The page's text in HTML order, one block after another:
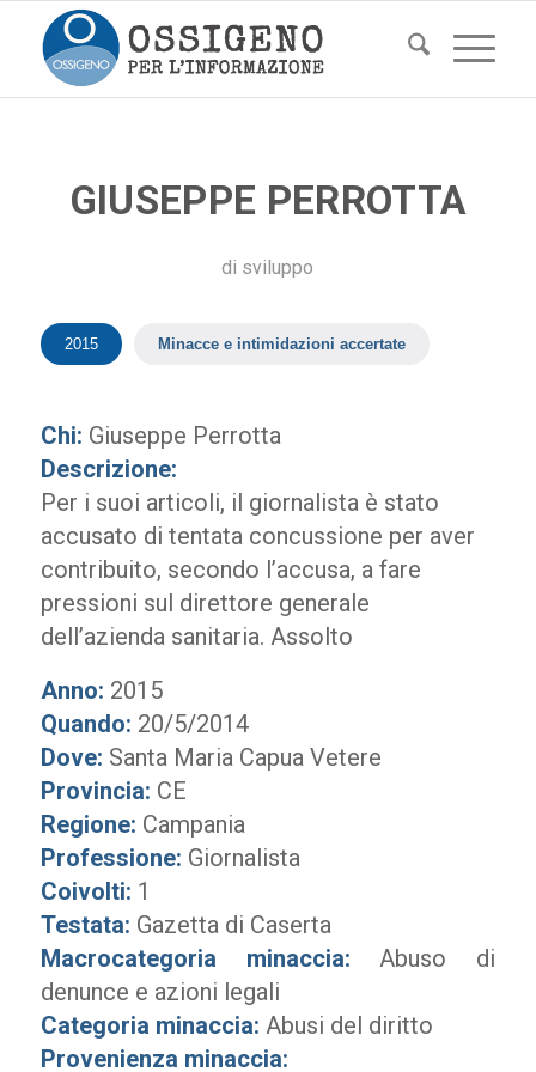
GIUSEPPE PERROTTA
di sviluppo
2015 Minacce e intimidazioni accertate
Chi: Giuseppe Perrotta
Descrizione:
Per i suoi articoli, il giornalista è stato
accusato di tentata concussione per aver
contribuito, secondo l’accusa, a fare
pressioni sul direttore generale
dell’azienda sanitaria. Assolto
Anno: 2015
Quando: 20/5/2014
Dove: Santa Maria Capua Vetere
Provincia: CE
Regione: Campania
Professione: Giornalista
Coivolti: 1
Testata: Gazetta di Caserta
Macrocategoria minaccia: Abuso di
denunce e azioni legali
Categoria minaccia: Abusi del diritto
Provenienza minaccia: